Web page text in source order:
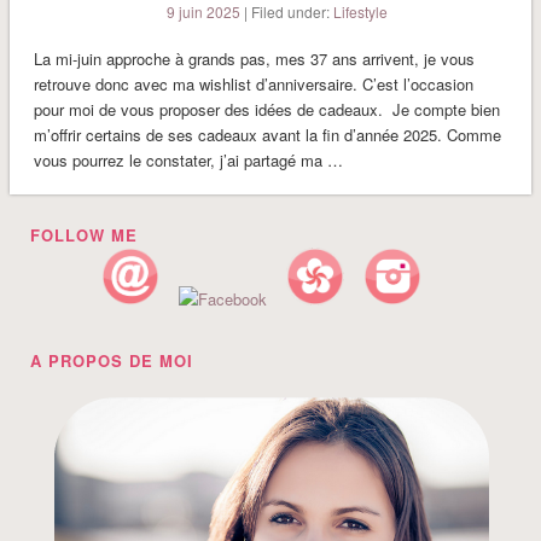
9 juin 2025 | Filed under: Lifestyle
La mi-juin approche à grands pas, mes 37 ans arrivent, je vous
retrouve donc avec ma wishlist d’anniversaire. C’est l’occasion
pour moi de vous proposer des idées de cadeaux. Je compte bien
m’offrir certains de ses cadeaux avant la fin d’année 2025. Comme
vous pourrez le constater, j’ai partagé ma …
FOLLOW ME
A PROPOS DE MOI